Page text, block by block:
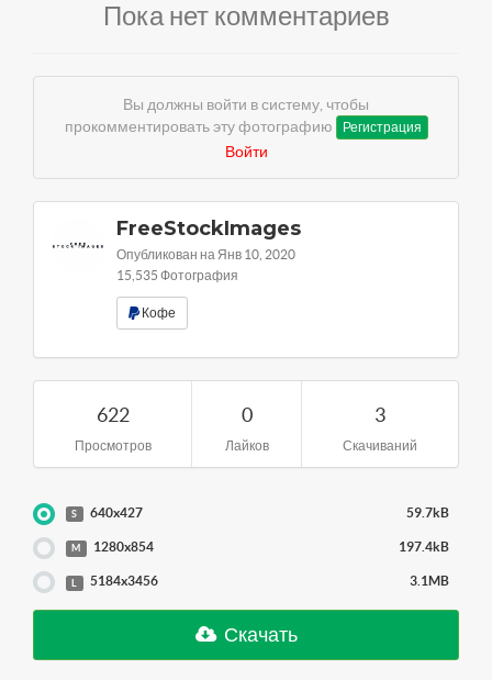
Пока нет комментариев
Вы должны войти в систему, чтобы
прокомментировать эту фотографию
Регистрация
Войти
FreeStockImages
Опубликован на Янв 10, 2020
15,535 Фотография
Кофе
622
Просмотров
0
Лайков
3
Скачиваний
S 640x427 59.7kB
M 1280x854 197.4kB
L 5184x3456 3.1MB
Скачать